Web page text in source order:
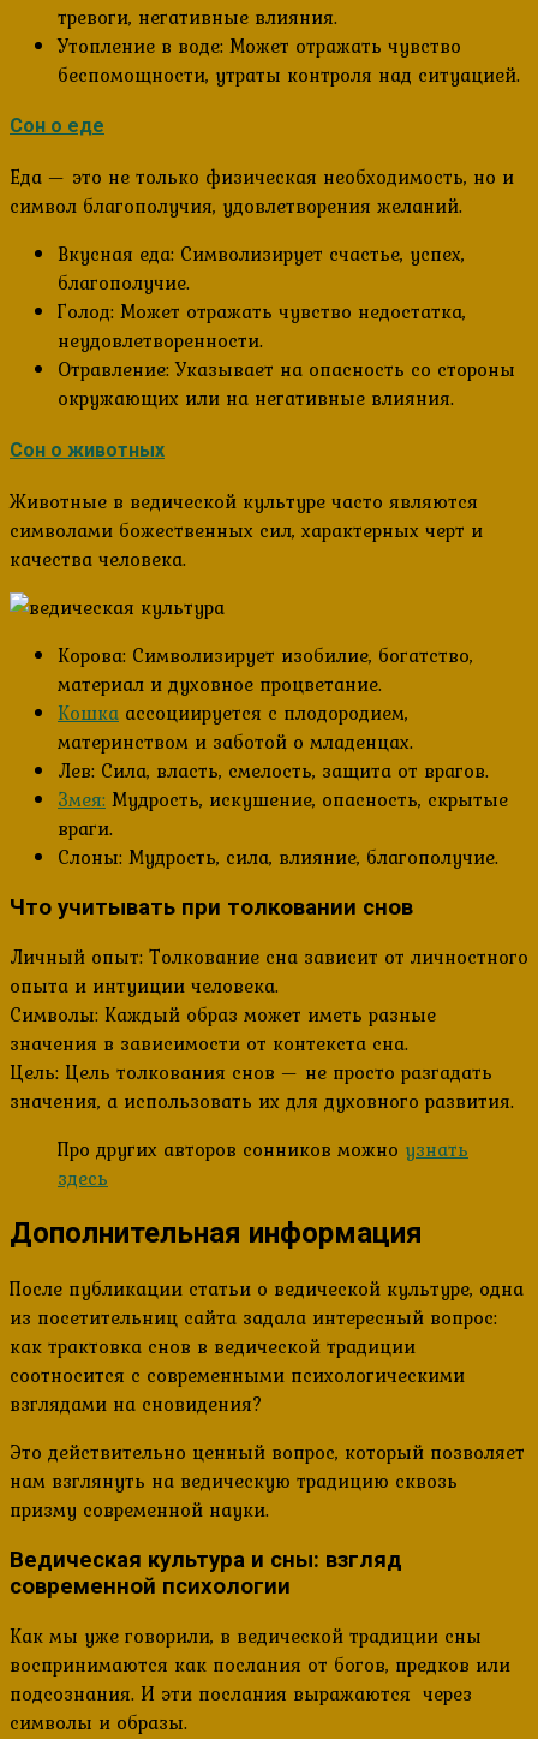
тревоги, негативные влияния.
Утопление в воде: Может отражать чувство
беспомощности, утраты контроля над ситуацией.
Сон о еде
Еда — это не только физическая необходимость, но и
символ благополучия, удовлетворения желаний.
Вкусная еда: Символизирует счастье, успех,
благополучие.
Голод: Может отражать чувство недостатка,
неудовлетворенности.
Отравление: Указывает на опасность со стороны
окружающих или на негативные влияния.
Сон о животных
Животные в ведической культуре часто являются
символами божественных сил, характерных черт и
качества человека.
Корова: Символизирует изобилие, богатство,
материал и духовное процветание.
Кошка ассоциируется с плодородием,
материнством и заботой о младенцах.
Лев: Сила, власть, смелость, защита от врагов.
Змея: Мудрость, искушение, опасность, скрытые
враги.
Слоны: Мудрость, сила, влияние, благополучие.
Что учитывать при толковании снов
Личный опыт: Толкование сна зависит от личностного
опыта и интуиции человека.
Символы: Каждый образ может иметь разные
значения в зависимости от контекста сна.
Цель: Цель толкования снов — не просто разгадать
значения, а использовать их для духовного развития.
Про других авторов сонников можно узнать
здесь
Дополнительная информация
После публикации статьи о ведической культуре, одна
из посетительниц сайта задала интересный вопрос:
как трактовка снов в ведической традиции
соотносится с современными психологическими
взглядами на сновидения?
Это действительно ценный вопрос, который позволяет
нам взглянуть на ведическую традицию сквозь
призму современной науки.
Ведическая культура и сны: взгляд
современной психологии
Как мы уже говорили, в ведической традиции сны
воспринимаются как послания от богов, предков или
подсознания. И эти послания выражаются через
символы и образы.